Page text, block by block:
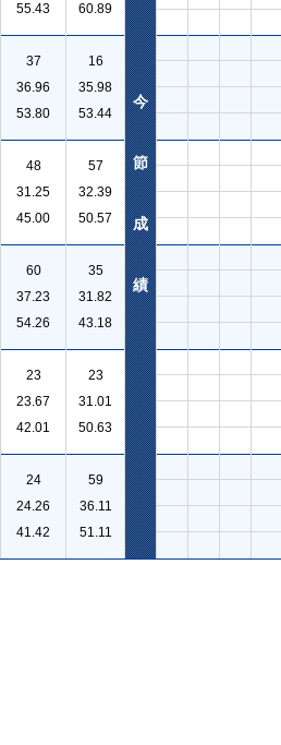
55.43
60.89
37
36.96
53.80
16
35.98
53.44
48
31.25
45.00
57
32.39
50.57
60
37.23
54.26
35
31.82
43.18
23
23.67
42.01
23
31.01
50.63
24
24.26
41.42
59
36.11
51.11
今
節
成
績